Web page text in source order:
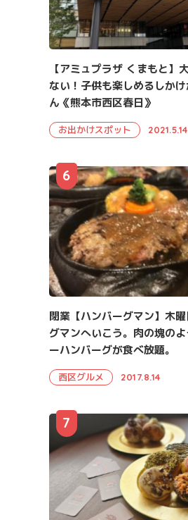
【アミュプラザ くまもと】
ない！子供も楽しめるしか
ん《熊本市西区春日》
お出かけスポット 2021.5.14
閉業【ハンバーグマン】木
グマンへいこう。肉の塊の
ーハンバーグが食べ放題。
西区グルメ 2017.8.14
6
7